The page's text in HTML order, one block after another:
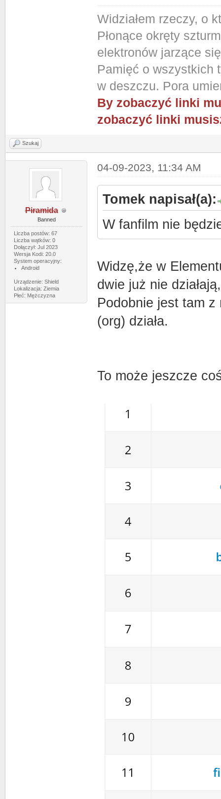
Widziałem rzeczy, o
Płonące okręty
elektronów jarzące
Pamięć o wszystkich
w deszczu. Pora
By zobaczyć linki
zobaczyć linki
Szukaj
Piramida
Banned
Liczba postów: 67
Liczba wątków: 0
Dołączył: Jul 2023
Wersja Kodi: 20.0
System operacyjny:
Android
Urządzenie: Shield
Lokalizacja: Ziemia
Płeć: Mężczyzna
04-09-2023, 11:34 AM
Tomek napisał(a):
W fanfilm nie
Widzę,że w
dwie już nie
Podobnie jest tam
(org) działa.
To może jeszcze